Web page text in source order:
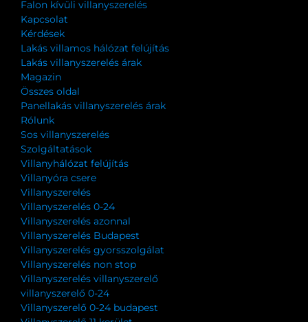
Falon kívüli villanyszerelés
Kapcsolat
Kérdések
Lakás villamos hálózat felújítás
Lakás villanyszerelés árak
Magazin
Összes oldal
Panellakás villanyszerelés árak
Rólunk
Sos villanyszerelés
Szolgáltatások
Villanyhálózat felújítás
Villanyóra csere
Villanyszerelés
Villanyszerelés 0-24
Villanyszerelés azonnal
Villanyszerelés Budapest
Villanyszerelés gyorsszolgálat
Villanyszerelés non stop
Villanyszerelés villanyszerelő
villanyszerelő 0-24
Villanyszerelő 0-24 budapest